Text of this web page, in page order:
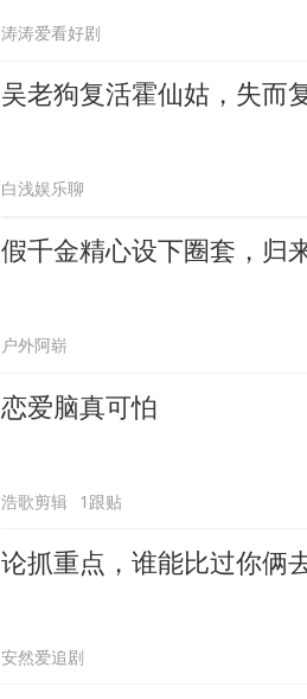
涛涛爱看好剧
吴老狗复活霍仙姑，失而
白浅娱乐聊
假千金精心设下圈套，归
户外阿崭
恋爱脑真可怕
浩歌剪辑 1跟贴
论抓重点，谁能比过你俩
安然爱追剧